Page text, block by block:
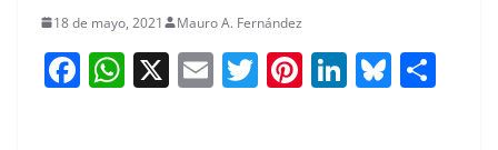
18 de mayo, 2021 Mauro A. Fernández
F W X E T Pi Li Bl